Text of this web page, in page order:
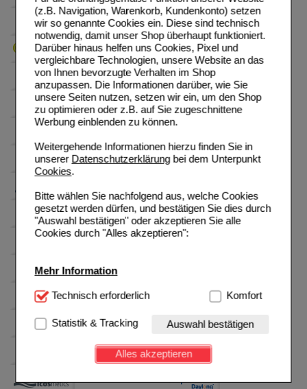
(z.B. Navigation, Warenkorb, Kundenkonto) setzen
wir so genannte Cookies ein. Diese sind technisch
notwendig, damit unser Shop überhaupt funktioniert.
Darüber hinaus helfen uns Cookies, Pixel und
vergleichbare Technologien, unsere Website an das
von Ihnen bevorzugte Verhalten im Shop
anzupassen. Die Informationen darüber, wie Sie
unsere Seiten nutzen, setzen wir ein, um den Shop
zu optimieren oder z.B. auf Sie zugeschnittene
Werbung einblenden zu können.
Weitergehende Informationen hierzu finden Sie in
unserer Datenschutzerklärungbei dem Unterpunkt
Cookies.
Bitte wählen Sie nachfolgend aus, welche Cookies
gesetzt werden dürfen, und bestätigen Sie dies durch
"Auswahl bestätigen" oder akzeptieren Sie alle
Cookies durch "Alles akzeptieren":
Mehr Information
Technisch Notwendig:Hierbei handelt es sich um
Website notwendig sind (z.B. Navigation, Warenkorb,
Kundenkonto), weshalb auf diese nicht verzichtet
werden kann.
Einkaufserlebnis noch ansprechender zu gestalten,
Technisch erforderlich Komfort
Statistik & Tracking Auswahl bestätigen
Alles akzeptieren